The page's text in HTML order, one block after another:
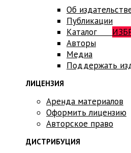
Об
Публикации
Каталог
Авторы
Медиа
Поддержать
ЛИЦЕНЗИЯ
Аренда материалов
Оформить лицензию
Авторское право
ДИСТРИБУЦИЯ